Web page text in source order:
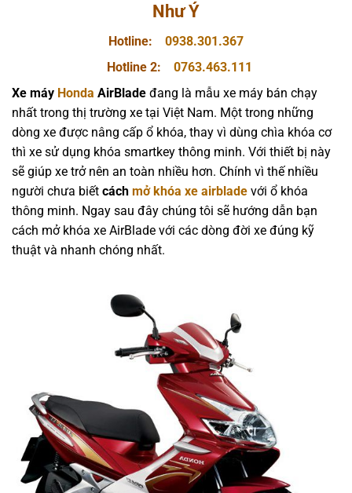
Như Ý
Hotline:
0938.301.367
Hotline 2:
0763.463.111
Xe máy Honda AirBlade đang là mẫu xe máy bán chạy
nhất trong thị trường xe tại Việt Nam. Một trong những
dòng xe được nâng cấp ổ khóa, thay vì dùng chìa khóa cơ
thì xe sử dụng khóa smartkey thông minh. Với thiết bị này
sẽ giúp xe trở nên an toàn nhiều hơn. Chính vì thế nhiều
người chưa biết cách mở khóa xe airblade với ổ khóa
thông minh. Ngay sau đây chúng tôi sẽ hướng dẫn bạn
cách mở khóa xe AirBlade với các dòng đời xe đúng kỹ
thuật và nhanh chóng nhất.